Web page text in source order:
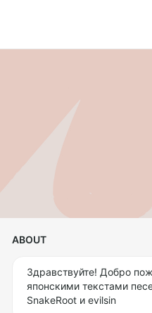
ABOUT
Здравствуйте! Добро
японскими текстами
SnakeRoot и evilsin